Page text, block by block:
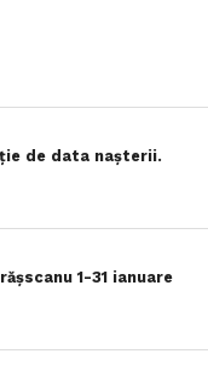
de data nașterii.
1-31 ianuare